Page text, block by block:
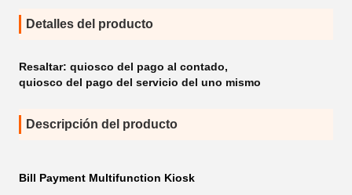
Detalles del producto
Resaltar: quiosco del pago al contado,
quiosco del pago del servicio del uno mismo
Descripción del producto
Bill Payment Multifunction Kiosk